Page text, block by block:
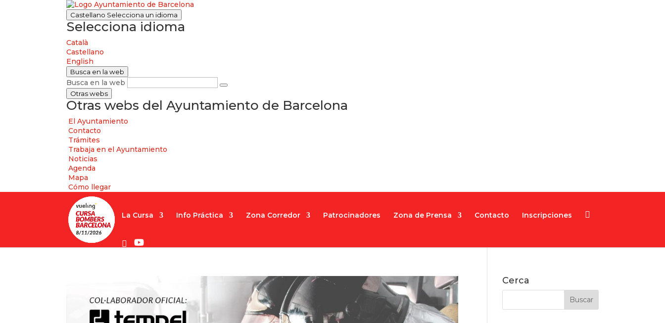
Castellano Selecciona un idioma
Selecciona idioma
Català
Castellano
English
Busca en la web
Busca en la web
Otras webs
Otras webs del Ayuntamiento de Barcelona
El Ayuntamiento
Contacto
Trámites
Trabaja en el Ayuntamiento
Noticias
Agenda
Mapa
Cómo llegar
La Cursa Info Práctica Zona Corredor Patrocinadores Zona de Prensa Contacto Inscripciones
Cerca